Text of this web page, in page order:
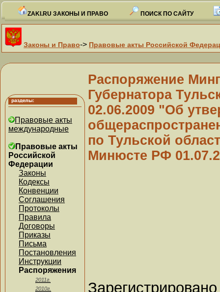
ZAKI.RU ЗАКОНЫ И ПРАВО ПОИСК ПО САЙТУ
Законы и Право-> Правовые акты Российской
Правовые акты
международные
Правовые акты
Российской
Федерации
Законы
Кодексы
Конвенции
Соглашения
Протоколы
Правила
Договоры
Приказы
Письма
Постановления
Инструкции
Распоряжения
2011г.
2010г.
Распоряжение
Губернатора
02.06.2009 "Об
по Тульской
Минюсте РФ